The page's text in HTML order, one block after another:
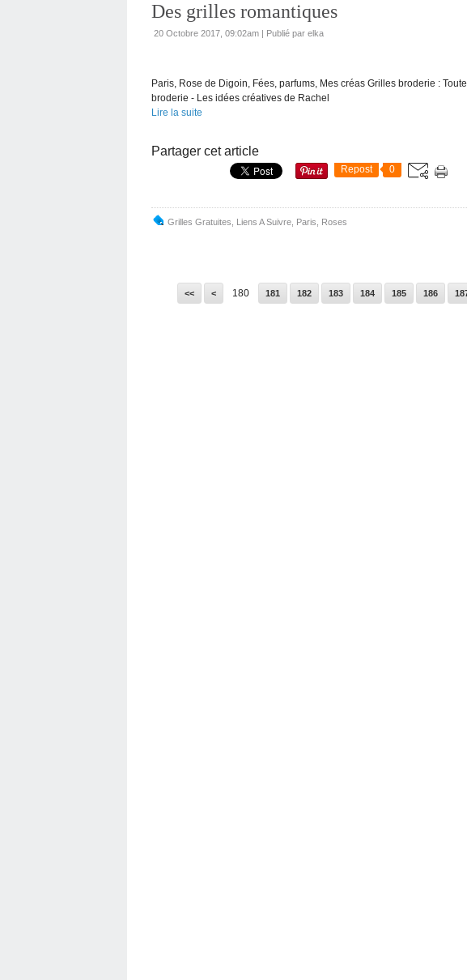
Des grilles romantiques
20 Octobre 2017, 09:02am | Publié par elka
Paris, Rose de Digoin, Fées, parfums, Mes créas Grilles broderie :
broderie - Les idées créatives de Rachel
Lire la suite
Partager cet article
Repost 0
Grilles Gratuites Liens A Suivre Paris Roses
<< < 100
110
120
130
140
150
160
170
180 181 182 183 184 185 186